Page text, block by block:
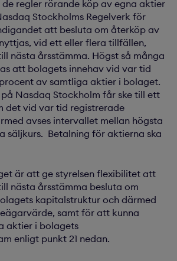
de regler rörande köp av egna aktier
Stockholms Regelverk för
att besluta om återköp av
vid ett eller flera tillfällen,
nästa årsstämma. Högst så många
att bolagets innehav vid var tid
av samtliga aktier i bolaget.
Nasdaq Stockholm får ske till ett
det vid var tid registrerade
avses intervallet mellan högsta
säljkurs. Betalning för aktierna ska
är att ge styrelsen flexibilitet att
nästa årsstämma besluta om
kapitalstruktur och därmed
samt för att kunna
aktier i bolagets
enligt punkt 21 nedan.